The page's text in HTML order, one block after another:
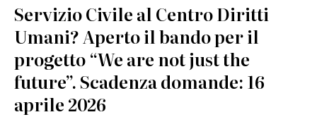
Servizio Civile al Centro Diritti
Umani? Aperto il bando per il
progetto “We are not just the
future”. Scadenza domande: 16
aprile 2026